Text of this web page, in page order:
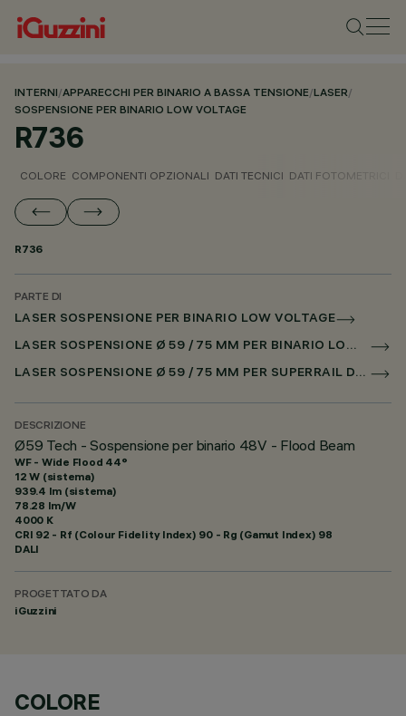
INTERNI/APPARECCHI PER BINARIO A BASSA TENSIONE/LASER/
SOSPENSIONE PER BINARIO LOW VOLTAGE
R736
COLORE COMPONENTI OPZIONALI DATI TECNICI DATI FOTOMETRICI
R736
PARTE DI
LASER SOSPENSIONE PER BINARIO LOW VOLTAGE
LASER SOSPENSIONE Ø 59 / 75 MM PER BINARIO LOW VOLTAGE DALI POWERLINE
LASER SOSPENSIONE Ø 59 / 75 MM PER SUPERRAIL DALI POWERLINE
DESCRIZIONE
Ø59 Tech - Sospensione per binario 48V - Flood Beam
WF - Wide Flood 44°
12 W (sistema)
939.4 lm (sistema)
78.28 lm/W
4000 K
CRI 92 - Rf (Colour Fidelity Index) 90 - Rg (Gamut Index) 98
DALI
PROGETTATO DA
iGuzzini
COLORE